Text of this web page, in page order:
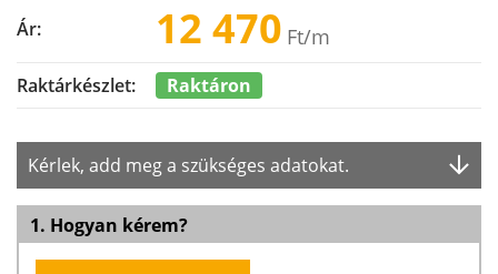
Ár: 12 470 Ft/m
Raktárkészlet: Raktáron
Kérlek, add meg a szükséges adatokat.
1. Hogyan kérem?